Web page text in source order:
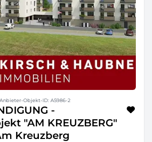
Objekt-ID: A5986-2
-
"AM KREUZBERG"
Kreuzberg